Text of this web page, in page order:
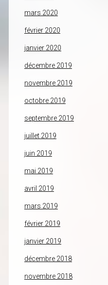
mars 2020
février 2020
janvier 2020
décembre 2019
novembre 2019
octobre 2019
septembre 2019
juillet 2019
juin 2019
mai 2019
avril 2019
mars 2019
février 2019
janvier 2019
décembre 2018
novembre 2018